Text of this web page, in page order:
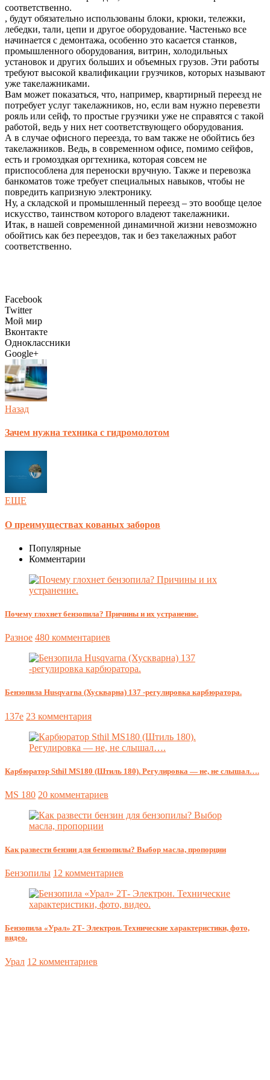
соответственно.
, будут обязательно использованы блоки, крюки, тележки,
лебедки, тали, цепи и другое оборудование. Частенько все
начинается с демонтажа, особенно это касается станков,
промышленного оборудования, витрин, холодильных
установок и других больших и объемных грузов. Эти работы
требуют высокой квалификации грузчиков, которых называют
уже такелажниками.
Вам может показаться, что, например, квартирный переезд не
потребует услуг такелажников, но, если вам нужно перевезти
рояль или сейф, то простые грузчики уже не справятся с такой
работой, ведь у них нет соответствующего оборудования.
А в случае офисного переезда, то вам также не обойтись без
такелажников. Ведь, в современном офисе, помимо сейфов,
есть и громоздкая оргтехника, которая совсем не
приспособлена для переноски вручную. Также и перевозка
банкоматов тоже требует специальных навыков, чтобы не
повредить капризную электронику.
Ну, а складской и промышленный переезд – это вообще целое
искусство, таинством которого владеют такелажники.
Итак, в нашей современной динамичной жизни невозможно
обойтись как без переездов, так и без такелажных работ
соответственно.
Facebook
Twitter
Мой мир
Вконтакте
Одноклассники
Google+
Назад
Зачем нужна техника с гидромолотом
ЕЩЕ
О преимуществах кованых заборов
Популярные
Комментарии
Почему глохнет бензопила? Причины и их устранение.
Разное 480 комментариев
Бензопила Husqvarna (Хускварна) 137 -регулировка карбюратора.
137e 23 комментария
Карбюратор Sthil MS180 (Штиль 180). Регулировка — не, не слышал….
MS 180 20 комментариев
Как развести бензин для бензопилы? Выбор масла, пропорции
Бензопилы 12 комментариев
Бензопила «Урал» 2Т- Электрон. Технические характеристики, фото,
видео.
Урал 12 комментариев